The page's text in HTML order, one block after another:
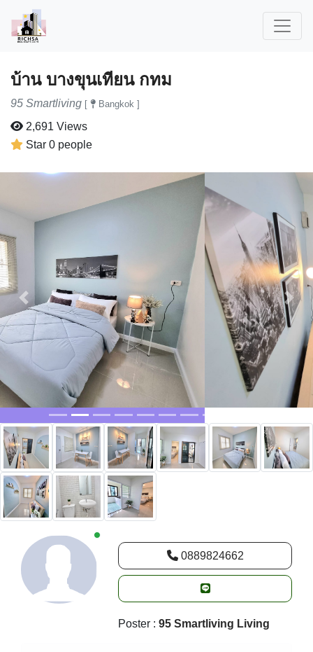
บ้าน บางขุนเทียน กทม
95 Smartliving [ Bangkok ]
2,691 Views
Star 0 people
Previous Next
New alerts
0889824662
Poster :95 Smartliving Living